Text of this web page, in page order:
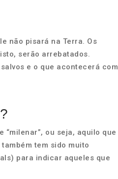
não pisará na Terra. Os
serão arrebatados.
e o que acontecerá com
ou seja, aquilo que
tem sido muito
para indicar aqueles que